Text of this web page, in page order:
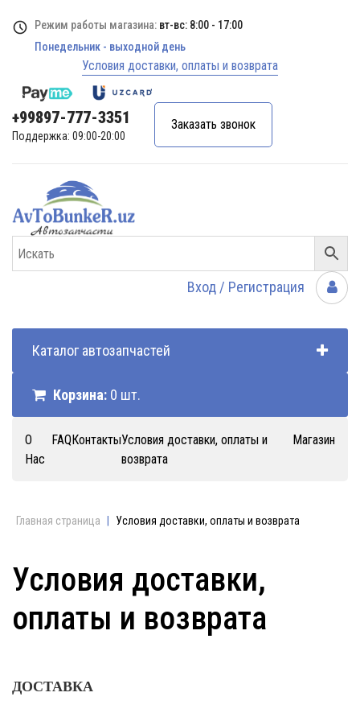
Режим работы магазина: вт-вс: 8:00 - 17:00
Понедельник - выходной день
Условия доставки, оплаты и возврата
+99897-777-3351
Поддержка: 09:00-20:00
Заказать звонок
Вход / Регистрация
Каталог автозапчастей
Корзина: 0 шт.
О
Нас
FAQКонтактыУсловия доставки, оплаты и
возврата
Магазин
Главная страница Условия доставки, оплаты и возврата
Условия доставки,
оплаты и возврата
ДОСТАВКА